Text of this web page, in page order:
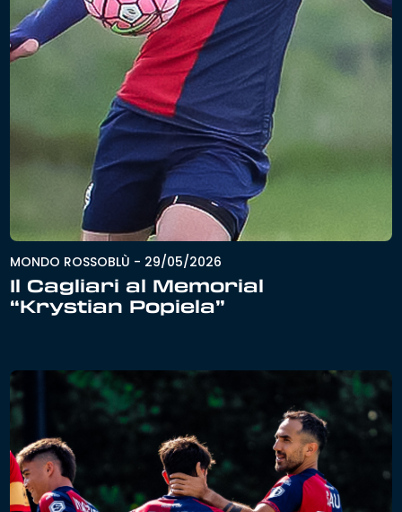
MONDO ROSSOBLÙ - 29/05/2026
Il Cagliari al Memorial
“Krystian Popiela”